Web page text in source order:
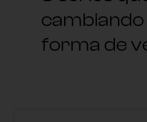
forma de